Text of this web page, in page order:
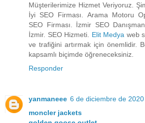
Müşterilerimize Hizmet Veriyoruz.
İyi SEO Firması. Arama Motoru
SEO Firması. İzmir SEO
İzmir. SEO Hizmeti. Elit Medya web
ve trafiğini artırmak için önemlidir.
kapsamlı biçimde öğreneceksiniz.
Responder
yanmaneee 6 de diciembre de 2020
moncler jackets